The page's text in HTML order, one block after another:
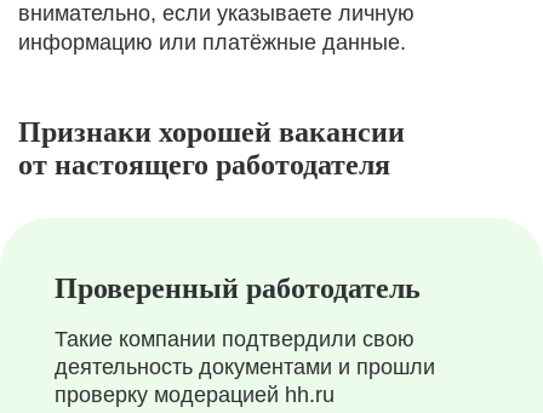
внимательно, если указываете личную
информацию или платёжные данные.
Признаки хорошей вакансии
от настоящего работодателя
Проверенный работодатель
Такие компании подтвердили свою
деятельность документами и прошли
проверку модерацией hh.ru